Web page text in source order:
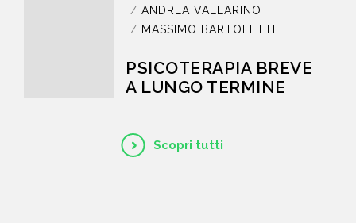
Scopri tutti
ANDREA VALLARINO
MASSIMO BARTOLETTI
PSICOTERAPIA BREVE
A LUNGO TERMINE